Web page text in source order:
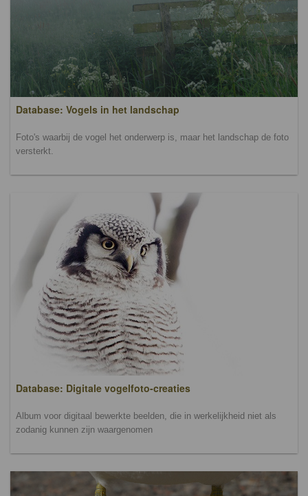
Database: Vogels in het landschap
Foto's waarbij de vogel het onderwerp is, maar het landschap de foto
versterkt.
Database: Digitale vogelfoto-creaties
Album voor digitaal bewerkte beelden, die in werkelijkheid niet als
zodanig kunnen zijn waargenomen